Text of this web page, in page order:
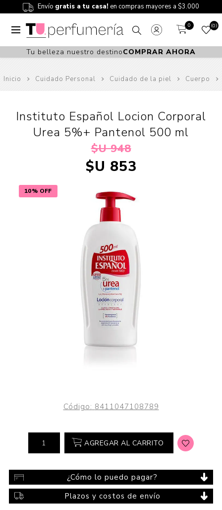
Envío gratis a tu casa! en compras mayores a $3.000
0 0
Tu belleza nuestro destinoCOMPRAR AHORA
Inicio Cuidado Personal Cuidado de la piel Cuerpo
10% OFF
Instituto Español Locion Corporal
Urea 5%+ Pantenol 500 ml
$U 948
$U 853
Código: 8411047108789
AGREGAR AL CARRITO
¿Cómo lo puedo pagar?
Plazos y costos de envío